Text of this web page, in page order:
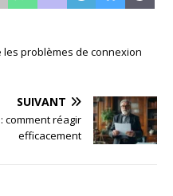
problèmes de connexion
SUIVANT
comment réagir
efficacement